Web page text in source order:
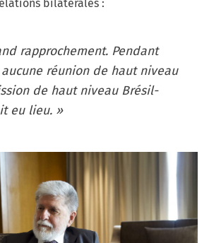
bilatérales :
rapprochement. Pendant
aucune réunion de haut niveau
de haut niveau Brésil-
eu lieu. »